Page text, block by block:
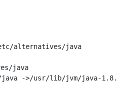
alternatives/java
java